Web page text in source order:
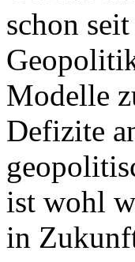
schon
Modelle
Defizite
ist wohl
in